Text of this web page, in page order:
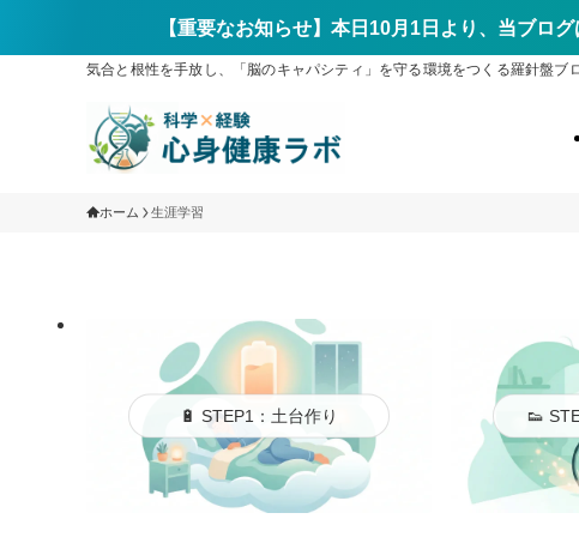
【重要なお知らせ】本日10月1日より、当ブロ
気合と根性を手放し、「脳のキャパシティ」を守る環境をつくる羅針盤ブ
ホーム 生涯学習
🔋 STEP1：土台作り 👟